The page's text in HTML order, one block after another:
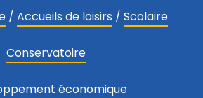
/ Accueils de loisirs / Scolaire
Conservatoire
économique